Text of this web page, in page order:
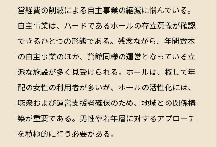
営経費の削減による自主事業の縮減に悩んでいる。
自主事業は、ハードであるホールの存立意義が確認
できるひとつの形態である。残念ながら、年間数本
の自主事業のほか、貸館同様の運営となっている立
派な施設が多く見受けられる。ホールは、概して年
配の女性の利用者が多いが、ホールの活性化には、
聴衆および運営支援者確保のため、地域との関係構
築が重要である。男性や若年層に対するアプローチ
を積極的に行う必要がある。